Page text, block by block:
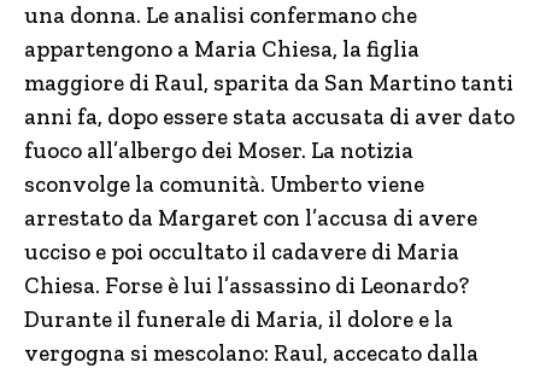
una donna. Le analisi confermano che
appartengono a Maria Chiesa, la figlia
maggiore di Raul, sparita da San Martino tanti
anni fa, dopo essere stata accusata di aver dato
fuoco all’albergo dei Moser. La notizia
sconvolge la comunità. Umberto viene
arrestato da Margaret con l’accusa di avere
ucciso e poi occultato il cadavere di Maria
Chiesa. Forse è lui l’assassino di Leonardo?
Durante il funerale di Maria, il dolore e la
vergogna si mescolano: Raul, accecato dalla